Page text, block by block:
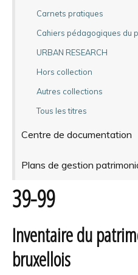
Carnets pratiques
Cahiers pédagogiques du
URBAN RESEARCH
Hors collection
Autres collections
Tous les titres
Centre de documentation
Plans de gestion
39-99
Inventaire du
bruxellois